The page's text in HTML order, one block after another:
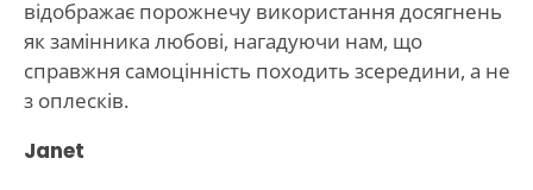
відображає порожнечу використання досягнень
як замінника любові, нагадуючи нам, що
справжня самоцінність походить зсередини, а не
з оплесків.
Janet